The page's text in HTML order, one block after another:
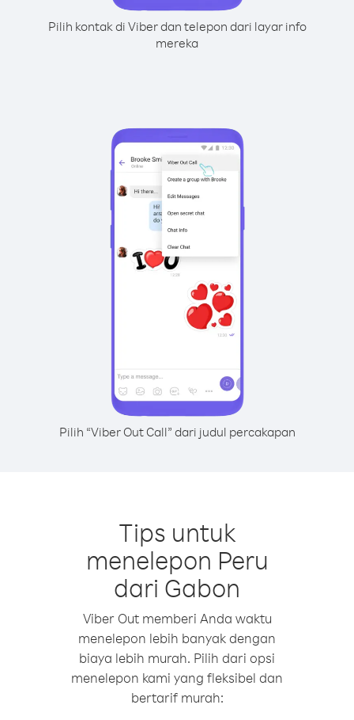
Pilih kontak di Viber dan telepon dari layar info
mereka
Pilih “Viber Out Call” dari judul percakapan
Tips untuk
menelepon Peru
dari Gabon
Viber Out memberi Anda waktu
menelepon lebih banyak dengan
biaya lebih murah. Pilih dari opsi
menelepon kami yang fleksibel dan
bertarif murah: